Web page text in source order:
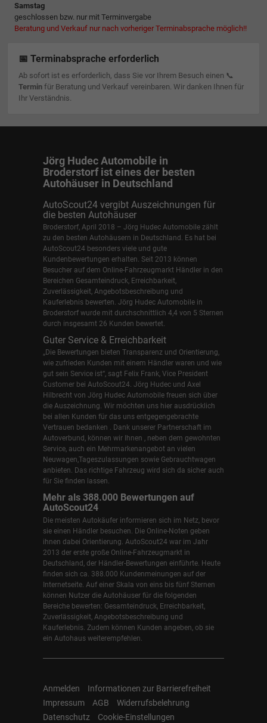
Samstag
geschlossen bzw. nur mit Terminvergabe
Beratung und Verkauf nur nach vorheriger Terminabsprache möglich!!
📅 Terminabsprache erforderlich
Ab sofort ist es erforderlich, dass Sie vor Ihrem Besuch einen 📞
Terminfür Beratung und Verkauf vereinbaren. Wir danken Ihnen für
Ihr Verständnis.
Jörg Hudec Automobile in
Broderstorf ist eines der besten
Autohäuser in Deutschland
AutoScout24 vergibt Auszeichnungen für
die besten Autohäuser
Broderstorf, April 2018 – Jörg Hudec Automobile zählt
zu den besten Autohäusern in Deutschland. Es hat bei
AutoScout24 besonders viele und gute
Kundenbewertungen erhalten. Seit 2013 können
Besucher auf dem Online-Fahrzeugmarkt Händler in den
Bereichen Gesamteindruck, Erreichbarkeit,
Zuverlässigkeit, Angebotsbeschreibung und
Kauferlebnis bewerten. Jörg Hudec Automobile in
Broderstorf wurde mit durchschnittlich 4,4 von 5 Sternen
durch insgesamt 26 Kunden bewertet.
Guter Service & Erreichbarkeit
„Die Bewertungen bieten Transparenz und Orientierung,
wie zufrieden Kunden mit einem Händler waren und wie
gut sein Service ist“, sagt Felix Frank, Vice President
Customer bei AutoScout24. Jörg Hudec und Axel
Hilbrecht von Jörg Hudec Automobile freuen sich über
die Auszeichnung. Wir möchten uns hier ausdrücklich
bei allen Kunden für das uns entgegengebrachte
Vertrauen bedanken . Dank unserer Partnerschaft im
Autoverbund, können wir Ihnen , neben dem gewohnten
Service, auch ein Mehrmarkenangebot an vielen
Neuwagen,Tageszulassungen sowie Gebrauchtwagen
anbieten. Das richtige Fahrzeug wird sich da sicher auch
für Sie finden lassen.
Mehr als 388.000 Bewertungen auf
AutoScout24
Die meisten Autokäufer informieren sich im Netz, bevor
sie einen Händler besuchen. Die Online-Noten geben
ihnen dabei Orientierung. AutoScout24 war im Jahr
2013 der erste große Online-Fahrzeugmarkt in
Deutschland, der Händler-Bewertungen einführte. Heute
finden sich ca. 388.000 Kundenmeinungen auf der
Internetseite. Auf einer Skala von eins bis fünf Sternen
können Nutzer die Autohäuser für die folgenden
Bereiche bewerten: Gesamteindruck, Erreichbarkeit,
Zuverlässigkeit, Angebotsbeschreibung und
Kauferlebnis. Zudem können Kunden angeben, ob sie
ein Autohaus weiterempfehlen.
Anmelden
Informationen zur Barrierefreiheit
Impressum
AGB
Widerrufsbelehrung
Datenschutz
Cookie-Einstellungen